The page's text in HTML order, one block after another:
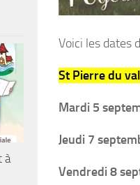
Voici les dates
St Pierre du
Mardi 5
Jeudi 7
Vendredi 8
à